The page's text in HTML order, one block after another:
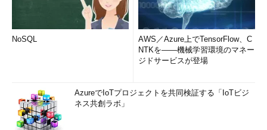
NoSQL
AWS／Azure上でTensorFlow、C
NTKを――機械学習環境のマネー
ジドサービスが登場
AzureでIoTプロジェクトを共同検証する「IoTビジ
ネス共創ラボ」